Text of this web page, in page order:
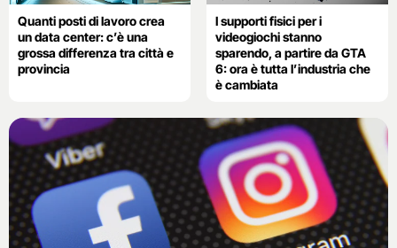
Quanti posti di lavoro crea
un data center: c’è una
grossa differenza tra città e
provincia
I supporti fisici per i
videogiochi stanno
sparendo, a partire da GTA
6: ora è tutta l’industria che
è cambiata